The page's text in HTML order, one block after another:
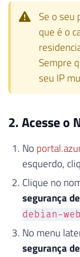
Se o seu
que é o
Sempre
seu IP
2. Acesse o
No
esquerdo,
Clique no
segurança
debian-
No menu
segurança